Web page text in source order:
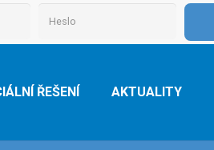
ŘEŠENÍ AKTUALITY